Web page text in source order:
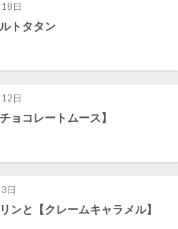
日
トタタン
日
ョコレートムース】
日
ンと【クレームキャラメル】